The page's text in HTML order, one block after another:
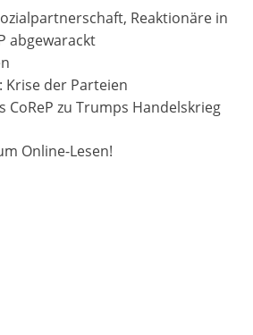
Reaktionäre in
abgewarackt
Krise der Parteien
CoReP zu Trumps Handelskrieg
Online-Lesen!